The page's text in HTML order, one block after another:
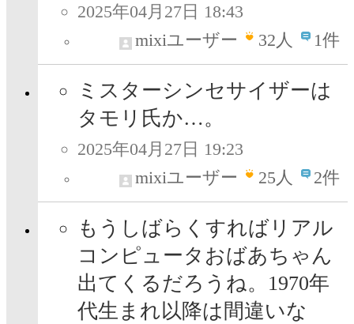
2025年04月27日 18:43
mixiユーザー
32人 1件
ミスターシンセサイザーは
タモリ氏か…。
2025年04月27日 19:23
mixiユーザー
25人 2件
もうしばらくすればリアル
コンピュータおばあちゃん
出てくるだろうね。1970年
代生まれ以降は間違いな